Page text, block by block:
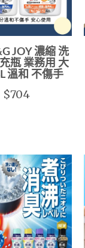
JOY 濃縮 洗
瓶 業務用 大
溫和 不傷手
$704